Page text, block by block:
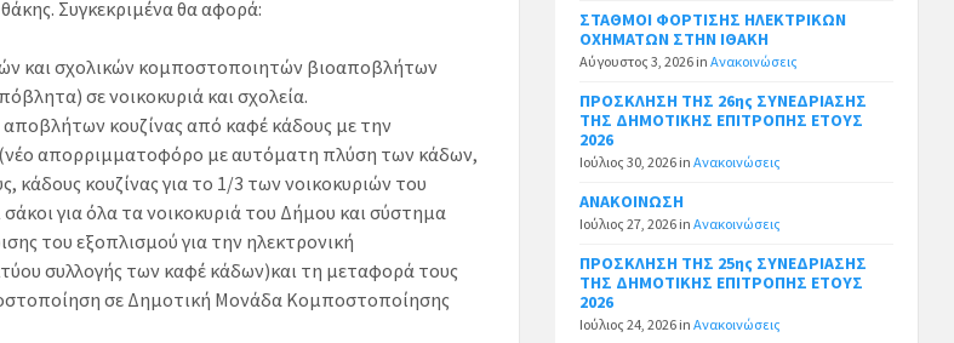
Συγκεκριμένα θα αφορά:
και σχολικών κομποστοποιητών βιοαποβλήτων
σε νοικοκυριά και σχολεία.
κουζίνας από καφέ κάδους με την
απορριμματοφόρο με αυτόματη πλύση των κάδων,
κάδους κουζίνας για το 1/3 των νοικοκυριών του
για όλα τα νοικοκυριά του Δήμου και σύστημα
του εξοπλισμού για την ηλεκτρονική
συλλογής των καφέ κάδων)και τη μεταφορά τους
σε Δημοτική Μονάδα Κομποστοποίησης
ΣΤΑΘΜΟΙ ΦΟΡΤΙΣΗΣ ΗΛΕΚΤΡΙΚΩΝ
ΟΧΗΜΑΤΩΝ ΣΤΗΝ ΙΘΑΚΗ
Αύγουστος 3, 2026 inΑνακοινώσεις
ΠΡΟΣΚΛΗΣΗ ΤΗΣ 26ης ΣΥΝΕΔΡΙΑΣΗΣ
ΤΗΣ ΔΗΜΟΤΙΚΗΣ ΕΠΙΤΡΟΠΗΣ ΕΤΟΥΣ
2026
Ιούλιος 30, 2026 inΑνακοινώσεις
ΑΝΑΚΟΙΝΩΣΗ
Ιούλιος 27, 2026 inΑνακοινώσεις
ΠΡΟΣΚΛΗΣΗ ΤΗΣ 25ης ΣΥΝΕΔΡΙΑΣΗΣ
ΤΗΣ ΔΗΜΟΤΙΚΗΣ ΕΠΙΤΡΟΠΗΣ ΕΤΟΥΣ
2026
Ιούλιος 24, 2026 inΑνακοινώσεις